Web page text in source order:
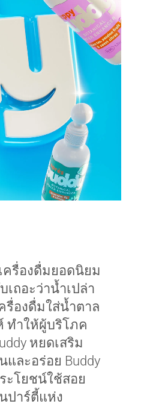
ครื่องดื่มยอดนิยม
ถอะว่าน้ำเปล่า
รื่องดื่มใส่น้ำตาล
ทำให้ผู้บริโภค
หยดเสริม
ละอร่อย Buddy
ะโยชน์ใช้สอย
ปาร์ตี้แห่ง